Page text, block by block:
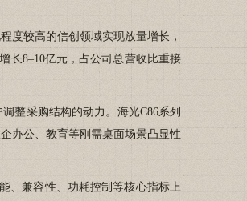
较高的信创领域实现放量增长，
长8–10亿元，占公司总营收比重接
整采购结构的动力。海光C86系列
办公、教育等刚需桌面场景凸显性
、兼容性、功耗控制等核心指标上